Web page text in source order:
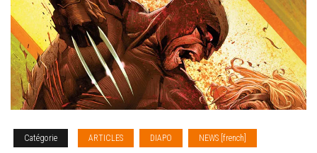
Catégorie ARTICLES DIAPO NEWS [french]